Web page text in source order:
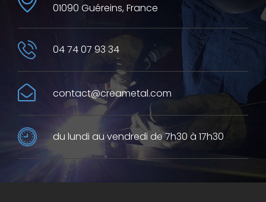
01090 Guéreins, France
04 74 07 93 34
contact@creametal.com
du lundi au vendredi de 7h30 à 17h30